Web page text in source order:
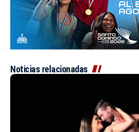
Noticias relacionadas